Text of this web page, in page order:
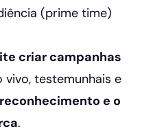
(prime time)
criar campanhas
vivo, testemunhais e
e o
.